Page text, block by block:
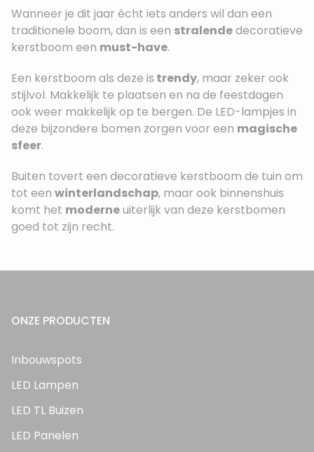
Wanneer je dit jaar écht iets anders wil dan een
traditionele boom, dan is een stralendedecoratieve
kerstboom een must-have.
Een kerstboom als deze is trendy, maar zeker ook
stijlvol. Makkelijk te plaatsen en na de feestdagen
ook weer makkelijk op te bergen. De LED-lampjes in
deze bijzondere bomen zorgen voor een magische
sfeer.
Buiten tovert een decoratieve kerstboom de tuin om
tot een winterlandschap, maar ook binnenshuis
komt het moderneuiterlijk van deze kerstbomen
goed tot zijn recht.
ONZE PRODUCTEN
Inbouwspots
LED Lampen
LED TL Buizen
LED Panelen